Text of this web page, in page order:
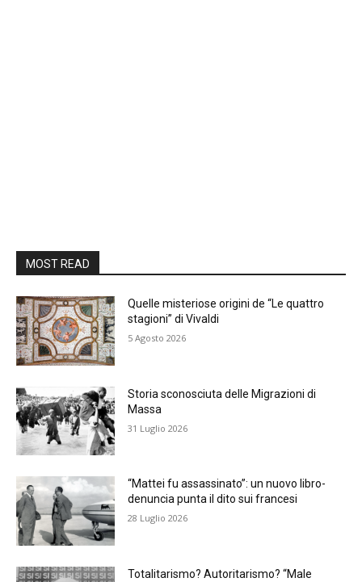
MOST READ
Quelle misteriose origini de “Le quattro
stagioni” di Vivaldi
5 Agosto 2026
Storia sconosciuta delle Migrazioni di
Massa
31 Luglio 2026
“Mattei fu assassinato”: un nuovo libro-
denuncia punta il dito sui francesi
28 Luglio 2026
Totalitarismo? Autoritarismo? “Male